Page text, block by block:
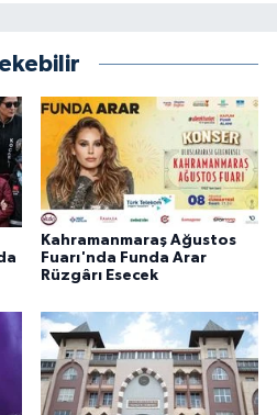
Kahramanmaraş Ağustos
Fuarı'nda Funda Arar
Rüzgârı Esecek